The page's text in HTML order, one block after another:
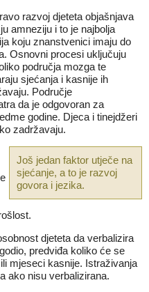
razvoj djeteta objašnjava
amneziju i to je najbolja
koju znanstvenici imaju do
Osnovni procesi uključuju
područja mozga te
sjećanja i kasnije ih
Područje
da je odgovoran za
godine. Djeca i tinejdžeri
zadržavaju.
Još jedan faktor utječe na
sjećanje, a to je razvoj
govora i jezika.
djeteta da verbalizira
predviđa koliko će se
mjeseci kasnije. Istraživanja
ako nisu verbalizirana.